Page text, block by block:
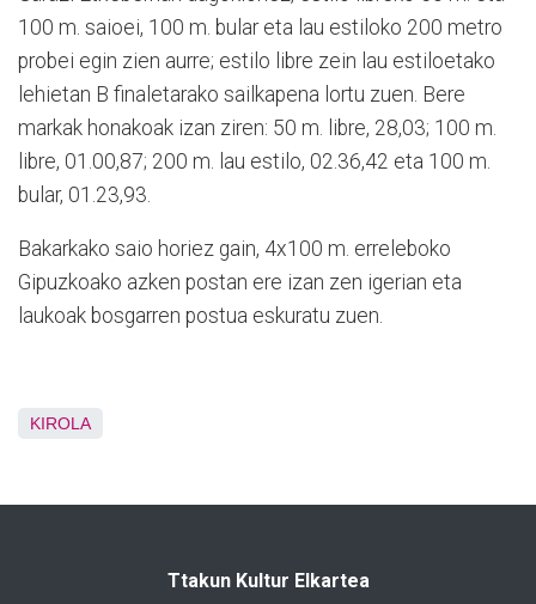
100 m. saioei, 100 m. bular eta lau estiloko 200 metro
probei egin zien aurre; estilo libre zein lau estiloetako
lehietan B finaletarako sailkapena lortu zuen. Bere
markak honakoak izan ziren: 50 m. libre, 28,03; 100 m.
libre, 01.00,87; 200 m. lau estilo, 02.36,42 eta 100 m.
bular, 01.23,93.
Bakarkako saio horiez gain, 4x100 m. erreleboko
Gipuzkoako azken postan ere izan zen igerian eta
laukoak bosgarren postua eskuratu zuen.
KIROLA
Ttakun Kultur Elkartea